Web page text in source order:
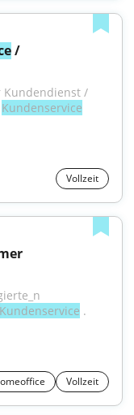
/
Kundenservice
Vollzeit
Kundenservice .
Vollzeit